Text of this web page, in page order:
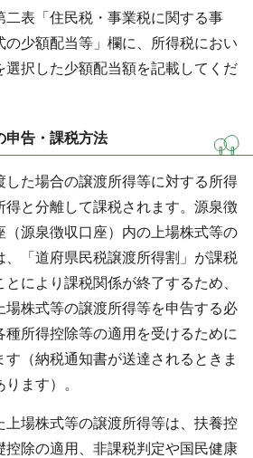
二表「住民税・事業税に関する事
の少額配当等」欄に、所得税におい
選択した少額配当額を記載してくだ
申告・課税方法
た場合の譲渡所得等に対する所得
得と分離して課税されます。源泉徴
（源泉徴収口座）内の上場株式等の
、「道府県民税譲渡所得割」が課税
により課税関係が終了するため、
場株式等の譲渡所得等を申告する必
所得控除等の適用を受けるために
（納税通知書が送達されるときま
ます）。
場株式等の譲渡所得等は、扶養控
控除の適用、非課税判定や国民健康